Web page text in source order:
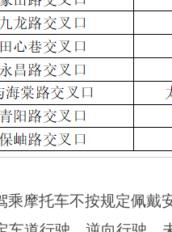
摩托车不按规定佩戴